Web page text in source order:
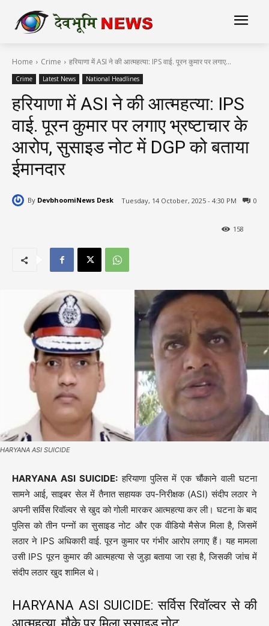
Home Crime हरियाणा में ASI ने की आत्महत्या: IPS वाई. पूरन कुमार पर लगाए...
Crime Latest News National Headlines
हरियाणा में ASI ने की आत्महत्या: IPS
वाई. पूरन कुमार पर लगाए भ्रष्टाचार के
आरोप, सुसाइड नोट में DGP को बताया
ईमानदार
By DevbhoomiNews Desk Tuesday, 14 October, 2025 - 4:30 PM 0
158
HARYANA ASI SUICIDE
HARYANA ASI SUICIDE:हरियाणा पुलिस में एक चौंकाने वाली घटना
सामने आई, साइबर सेल में तैनात सहायक उप-निरीक्षक (ASI) संदीप लठार ने
अपनी सर्विस रिवॉल्वर से खुद को गोली मारकर आत्महत्या कर ली। घटना के बाद
पुलिस को तीन पन्नों का सुसाइड नोट और एक वीडियो मैसेज मिला है, जिसमें
लठार ने IPS अधिकारी वाई. पूरन कुमार पर गंभीर आरोप लगाए हैं। यह मामला
उसी IPS पूरन कुमार की आत्महत्या से जुड़ा बताया जा रहा है, जिसकी जांच में
संदीप लठार खुद शामिल थे।
HARYANA ASI SUICIDE: सर्विस रिवॉल्वर से की